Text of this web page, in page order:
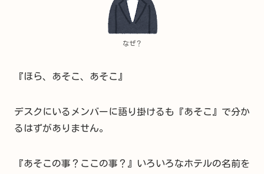
なぜ？
『ほら、あそこ、あそこ』
デスクにいるメンバーに語り掛けるも『あそこ』で分か
るはずがありません。
『あそこの事？ここの事？』いろいろなホテルの名前を